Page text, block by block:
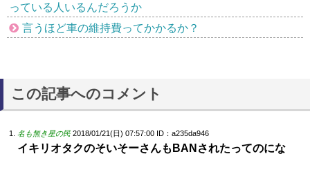
っている人いるんだろうか
言うほど車の維持費ってかかるか？
この記事へのコメント
名も無き星の民 2018/01/21(日) 07:57:00 ID：a235da946
イキリオタクのそいそーさんもBANされたってのにな